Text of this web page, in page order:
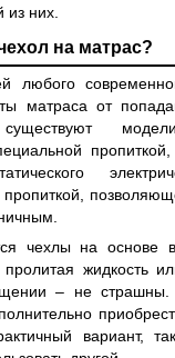
них.
на матрас?
любого
матраса от
пропиткой,
чехлы на основе
жидкость
– не страшны.
вариант,